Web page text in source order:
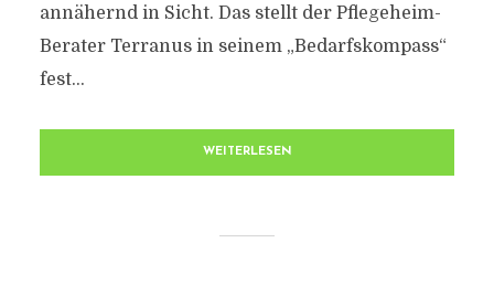
annähernd in Sicht. Das stellt der Pflegeheim-
Berater Terranus in seinem „Bedarfskompass“
fest...
WEITERLESEN